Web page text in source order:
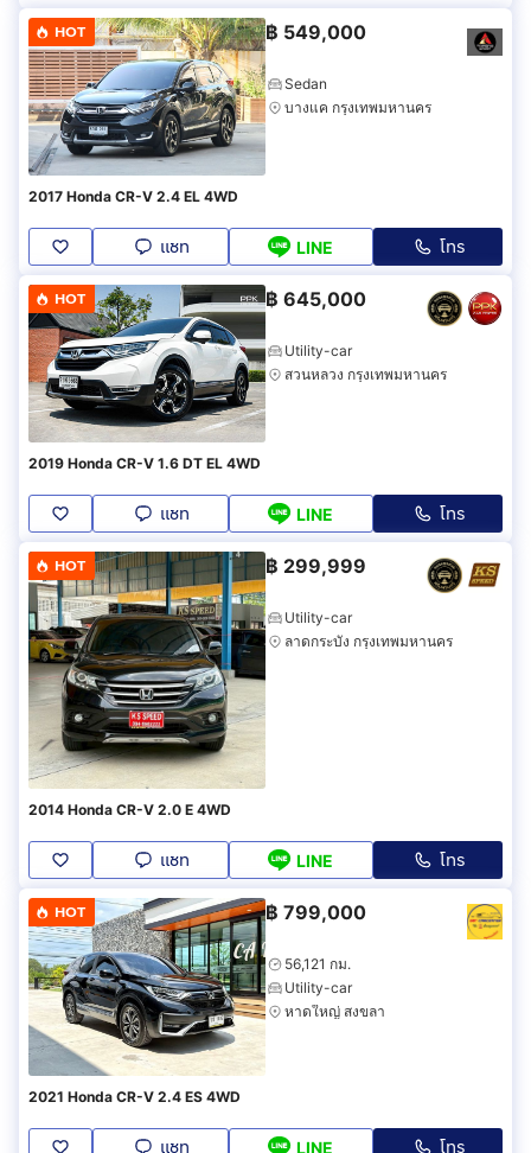
HOT ฿ 549,000
Sedan
บางแค กรุงเทพมหานคร
2017 Honda CR-V 2.4 EL 4WD
แชท LINE โทร
HOT ฿ 645,000
Utility-car
สวนหลวง กรุงเทพมหานคร
2019 Honda CR-V 1.6 DT EL 4WD
แชท LINE โทร
HOT ฿ 299,999
Utility-car
ลาดกระบัง กรุงเทพมหานคร
2014 Honda CR-V 2.0 E 4WD
แชท LINE โทร
HOT ฿ 799,000
56,121 กม.
Utility-car
หาดใหญ่ สงขลา
2021 Honda CR-V 2.4 ES 4WD
แชท LINE โทร